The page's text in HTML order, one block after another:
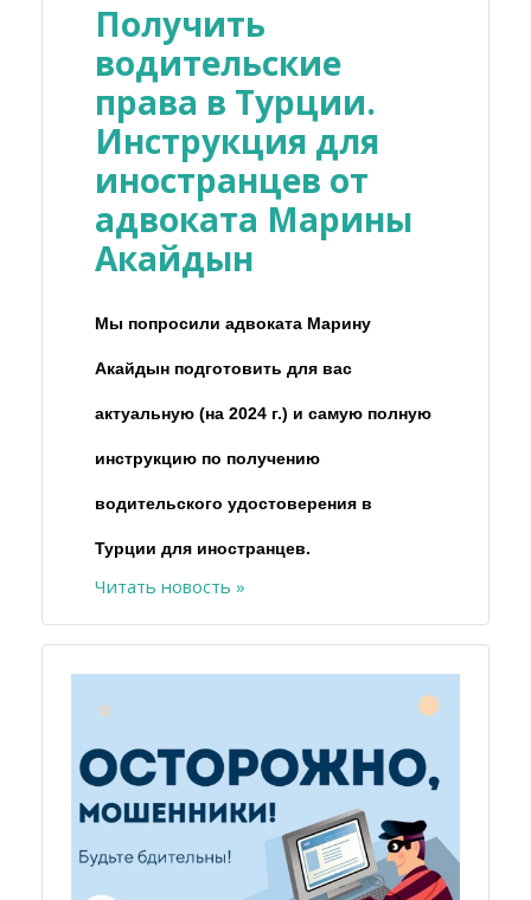
Получить
водительские
права в Турции.
Инструкция для
иностранцев от
адвоката Марины
Акайдын
Мы попросили адвоката Марину
Акайдын подготовить для вас
актуальную (на 2024 г.) и самую полную
инструкцию по получению
водительского удостоверения в
Турции для иностранцев.
Читать новость »